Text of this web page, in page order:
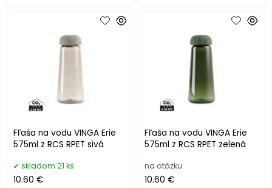
Fľaša na vodu VINGA Erie
575ml z RCS RPET sivá
skladom 21 ks
10.60 €
Fľaša na vodu VINGA Erie
575ml z RCS RPET zelená
na otázku
10.60 €